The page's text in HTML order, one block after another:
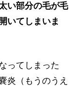
い部分の毛が毛
いてしまいま
ってしまった
炎（もうのうえ